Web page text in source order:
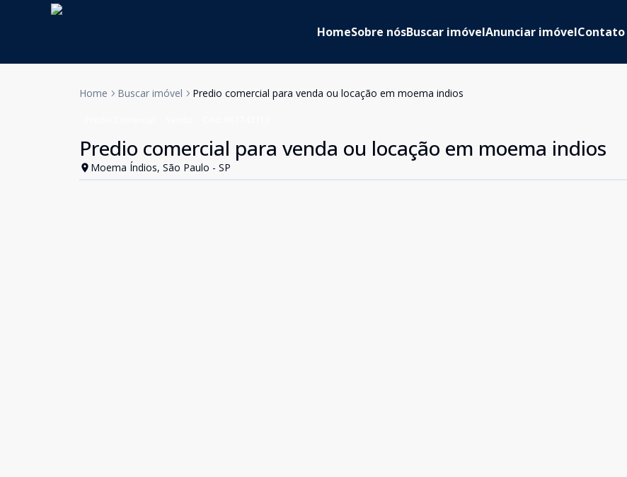
HomeSobre nósBuscar imóvelAnunciar imóvelContato
Home Buscar imóvel Predio comercial para venda ou locação em moema indios
Predio comercial para venda ou locação em moema indios
Moema Índios, São Paulo - SP